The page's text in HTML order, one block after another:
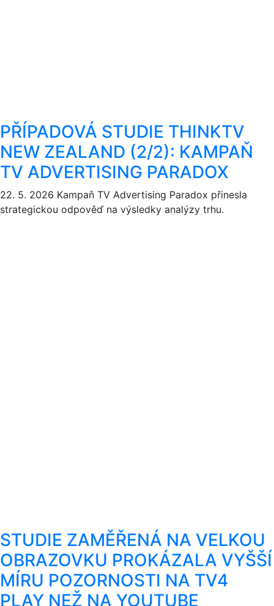
PŘÍPADOVÁ STUDIE THINKTV
NEW ZEALAND (2/2): KAMPAŇ
TV ADVERTISING PARADOX
22. 5. 2026 Kampaň TV Advertising Paradox přinesla
strategickou odpověď na výsledky analýzy trhu.
STUDIE ZAMĚŘENÁ NA VELKOU
OBRAZOVKU PROKÁZALA VYŠŠÍ
MÍRU POZORNOSTI NA TV4
PLAY NEŽ NA YOUTUBE